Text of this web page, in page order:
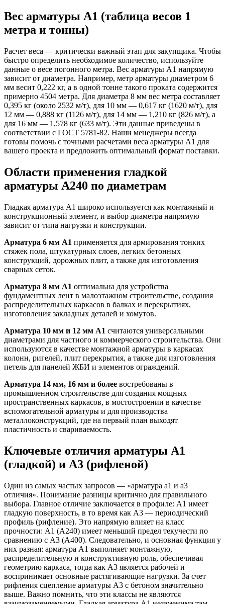
Вес арматуры А1 (таблица весов 1
метра и тонны)
Расчет веса — критически важный этап для закупщика. Чтобы
быстро определить необходимое количество, используйте
данные о весе погонного метра. Вес арматуры А1 напрямую
зависит от диаметра. Например, метр арматуры диаметром 6
мм весит 0,222 кг, а в одной тонне такого проката содержится
примерно 4504 метра. Для диаметра 8 мм вес метра составляет
0,395 кг (около 2532 м/т), для 10 мм — 0,617 кг (1620 м/т), для
12 мм — 0,888 кг (1126 м/т), для 14 мм — 1,210 кг (826 м/т), а
для 16 мм — 1,578 кг (633 м/т). Эти данные приведены в
соответствии с ГОСТ 5781-82. Наши менеджеры всегда
готовы помочь с точными расчетами веса арматуры А1 для
вашего проекта и предложить оптимальный формат поставки.
Области применения гладкой
арматуры А240 по диаметрам
Гладкая арматура А1 широко используется как монтажный и
конструкционный элемент, и выбор диаметра напрямую
зависит от типа нагрузки и конструкции.
Арматура 6 мм А1 применяется для армирования тонких
стяжек пола, штукатурных слоев, легких бетонных
конструкций, дорожных плит, а также для изготовления
сварных сеток.
Арматура 8 мм А1 оптимальна для устройства
фундаментных лент в малоэтажном строительстве, создания
распределительных каркасов в балках и перекрытиях,
изготовления закладных деталей и хомутов.
Арматура 10 мм и 12 мм А1 считаются универсальными
диаметрами для частного и коммерческого строительства. Они
используются в качестве монтажной арматуры в каркасах
колонн, ригелей, плит перекрытия, а также для изготовления
петель для панелей ЖБИ и элементов ограждений.
Арматура 14 мм, 16 мм и более востребованы в
промышленном строительстве для создания мощных
пространственных каркасов, в мостостроении в качестве
вспомогательной арматуры и для производства
металлоконструкций, где на первый план выходят
пластичность и свариваемость.
Ключевые отличия арматуры А1
(гладкой) и А3 (рифленой)
Один из самых частых запросов — «арматура а1 и а3
отличия». Понимание разницы критично для правильного
выбора. Главное отличие заключается в профиле: А1 имеет
гладкую поверхность, в то время как А3 — периодический
профиль (рифление). Это напрямую влияет на класс
прочности: А1 (А240) имеет меньший предел текучести по
сравнению с А3 (А400). Следовательно, и основная функция у
них разная: арматура А1 выполняет монтажную,
распределительную и конструктивную роль, обеспечивая
геометрию каркаса, тогда как А3 является рабочей и
воспринимает основные растягивающие нагрузки. За счет
рифления сцепление арматуры А3 с бетоном значительно
выше. Важно помнить, что эти классы не являются